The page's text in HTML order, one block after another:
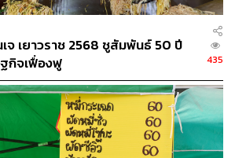
จ เยาวราช 2568 ชูสัมพันธ์ 50 ปี
กิจเฟื่องฟู
435